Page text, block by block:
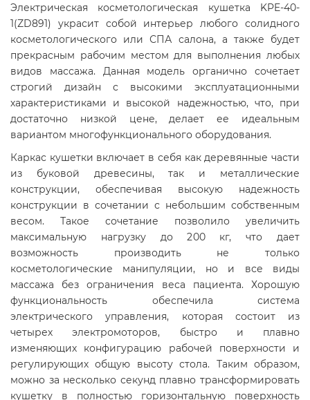
Электрическая косметологическая кушетка KPE-40-
1(ZD891) украсит собой интерьер любого солидного
косметологического или СПА салона, а также будет
прекрасным рабочим местом для выполнения любых
видов массажа. Данная модель органично сочетает
строгий дизайн с высокими эксплуатационными
характеристиками и высокой надежностью, что, при
достаточно низкой цене, делает ее идеальным
вариантом многофункционального оборудования.
Каркас кушетки включает в себя как деревянные части
из буковой древесины, так и металлические
конструкции, обеспечивая высокую надежность
конструкции в сочетании с небольшим собственным
весом. Такое сочетание позволило увеличить
максимальную нагрузку до 200 кг, что дает
возможность производить не только
косметологические манипуляции, но и все виды
массажа без ограничения веса пациента. Хорошую
функциональность обеспечила система
электрического управления, которая состоит из
четырех электромоторов, быстро и плавно
изменяющих конфигурацию рабочей поверхности и
регулирующих общую высоту стола. Таким образом,
можно за несколько секунд плавно трансформировать
кушетку в полностью горизонтальную поверхность